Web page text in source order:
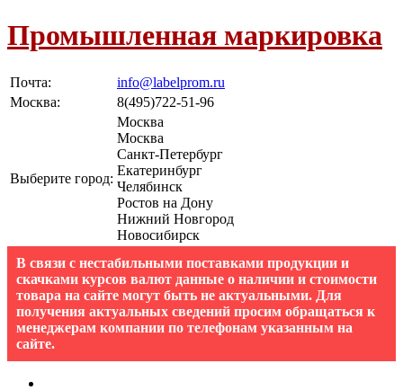
Промышленная маркировка
Почта:
info@labelprom.ru
Москва: 8(495)722-51-96
Выберите город:
Москва
Москва
Санкт-Петербург
Екатеринбург
Челябинск
Ростов на Дону
Нижний Новгород
Новосибирск
В связи с нестабильными поставками продукции и
скачками курсов валют данные о наличии и стоимости
товара на сайте могут быть не актуальными. Для
получения актуальных сведений просим обращаться к
менеджерам компании по телефонам указанным на
сайте.